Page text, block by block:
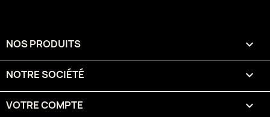
NOS PRODUITS 
NOTRE SOCIÉTÉ 
VOTRE COMPTE 